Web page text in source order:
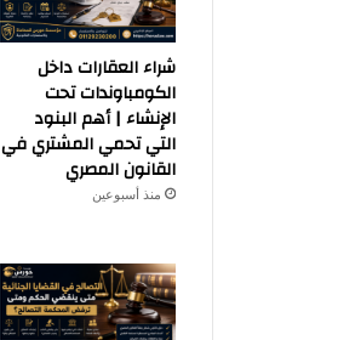
شراء العقارات داخل
الكومباوندات تحت
الإنشاء | أهم البنود
التي تحمي المشتري في
القانون المصري
منذ أسبوعين